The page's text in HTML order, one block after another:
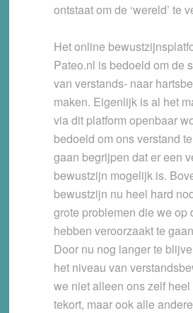
ontstaat om de ‘wereld’ te
Het online
Pateo.nl is bedoeld om de
van verstands- naar
maken. Eigenlijk is al het
via dit platform openbaar
bedoeld om ons verstand
gaan begrijpen dat er een
bewustzijn mogelijk is.
bewustzijn nu heel hard
grote problemen die we op
hebben veroorzaakt te
Door nu nog langer te
het niveau van
we niet alleen ons zelf heel
tekort, maar ook alle andere